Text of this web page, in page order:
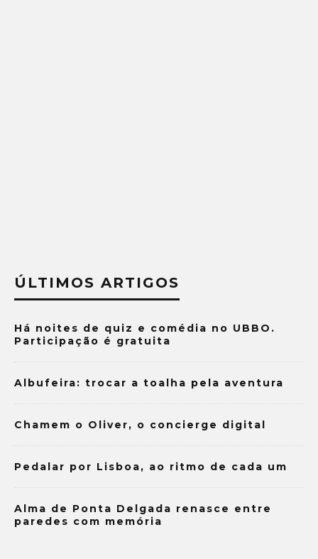
ÚLTIMOS ARTIGOS
Há noites de quiz e comédia no UBBO.
Participação é gratuita
Albufeira: trocar a toalha pela aventura
Chamem o Oliver, o concierge digital
Pedalar por Lisboa, ao ritmo de cada um
Alma de Ponta Delgada renasce entre
paredes com memória